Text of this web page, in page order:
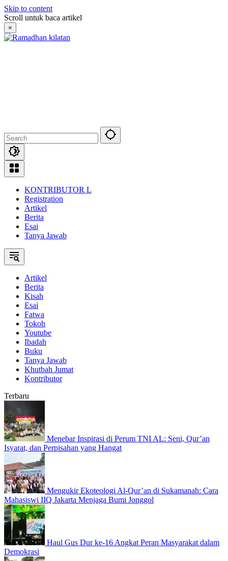
Skip to content
Scroll untuk baca artikel
×
KONTRIBUTOR L
Registration
Artikel
Berita
Esai
Tanya Jawab
Artikel
Berita
Kisah
Esai
Fatwa
Tokoh
Youtube
Ibadah
Buku
Tanya Jawab
Khutbah Jumat
Kontributor
Terbaru
Menebar Inspirasi di Perum TNI AL: Seni, Qur’an
Isyarat, dan Perpisahan yang Hangat
Mengukir Ekoteologi Al-Qur’an di Sukamanah: Cara
Mahasiswi IIQ Jakarta Menjaga Bumi Jonggol
Haul Gus Dur ke-16 Angkat Peran Masyarakat dalam
Demokrasi